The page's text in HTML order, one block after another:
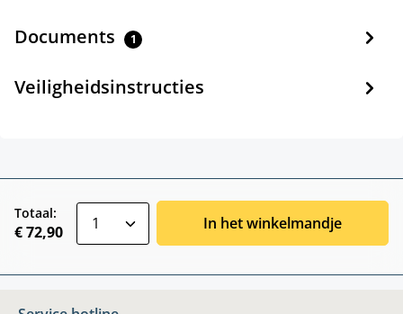
Documents 1
Veiligheidsinstructies
Totaal:
€ 72,90 In het winkelmandje